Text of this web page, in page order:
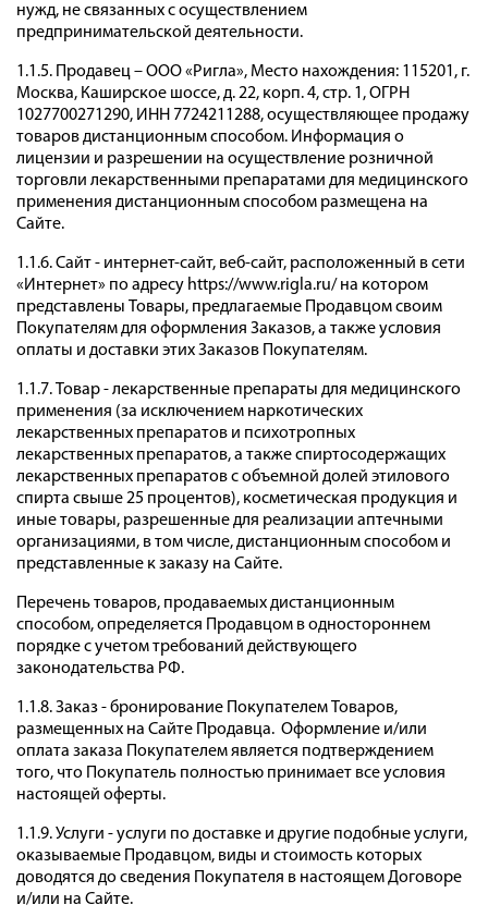
нужд, не связанных с осуществлением
предпринимательской деятельности.
1.1.5. Продавец – ООО «Ригла», Место нахождения: 115201, г.
Москва, Каширское шоссе, д. 22, корп. 4, стр. 1, ОГРН
1027700271290, ИНН 7724211288, осуществляющее продажу
товаров дистанционным способом. Информация о
лицензии и разрешении на осуществление розничной
торговли лекарственными препаратами для медицинского
применения дистанционным способом размещена на
Сайте.
1.1.6. Сайт - интернет-сайт, веб-сайт, расположенный в сети
«Интернет» по адресу https://www.rigla.ru/ на котором
представлены Товары, предлагаемые Продавцом своим
Покупателям для оформления Заказов, а также условия
оплаты и доставки этих Заказов Покупателям.
1.1.7. Товар - лекарственные препараты для медицинского
применения (за исключением наркотических
лекарственных препаратов и психотропных
лекарственных препаратов, а также спиртосодержащих
лекарственных препаратов с объемной долей этилового
спирта свыше 25 процентов), косметическая продукция и
иные товары, разрешенные для реализации аптечными
организациями, в том числе, дистанционным способом и
представленные к заказу на Сайте.
Перечень товаров, продаваемых дистанционным
способом, определяется Продавцом в одностороннем
порядке с учетом требований действующего
законодательства РФ.
1.1.8. Заказ - бронирование Покупателем Товаров,
размещенных на Сайте Продавца. Оформление и/или
оплата заказа Покупателем является подтверждением
того, что Покупатель полностью принимает все условия
настоящей оферты.
1.1.9. Услуги - услуги по доставке и другие подобные услуги,
оказываемые Продавцом, виды и стоимость которых
доводятся до сведения Покупателя в настоящем Договоре
и/или на Сайте.